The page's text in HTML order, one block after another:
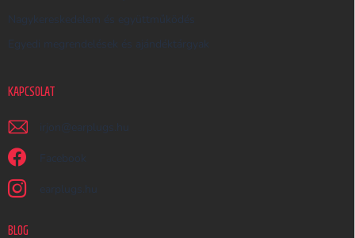
Nagykereskedelem és együttműködés
Egyedi megrendelések és ajándéktárgyak
KAPCSOLAT
irjon @ earplugs.hu
Facebook
earplugs.hu
BLOG